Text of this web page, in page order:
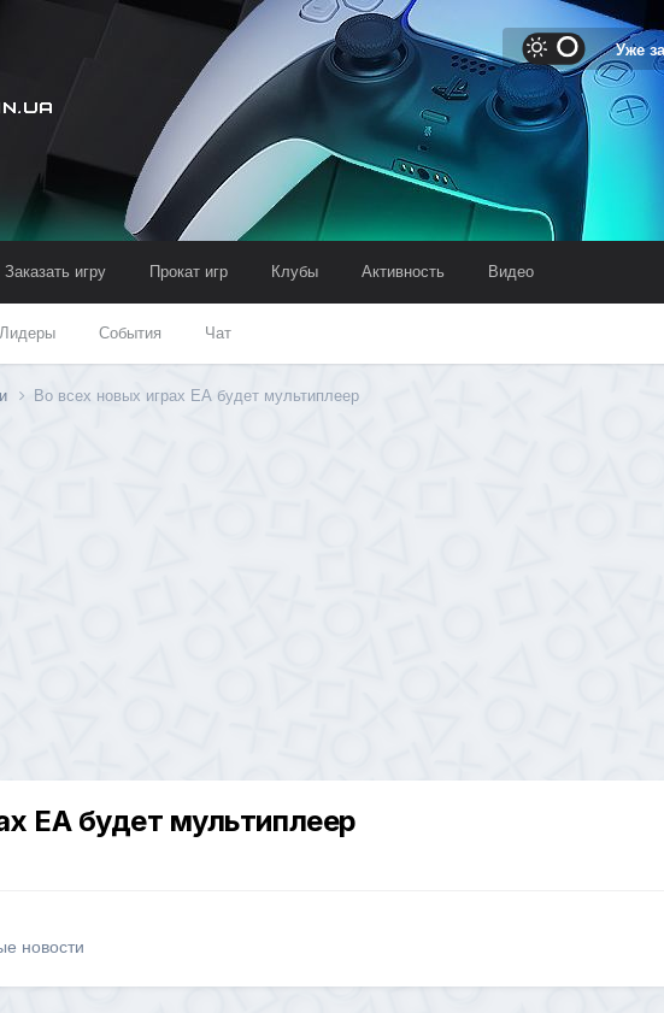
Уже
Лидеры События Чат
Заказать игру Прокат игр Клубы Активность Видео
Во всех новых играх ЕА будет мультиплеер
ЕА будет мультиплеер
новости